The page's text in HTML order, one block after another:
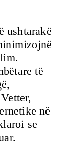
ushtarakë
të
në
se